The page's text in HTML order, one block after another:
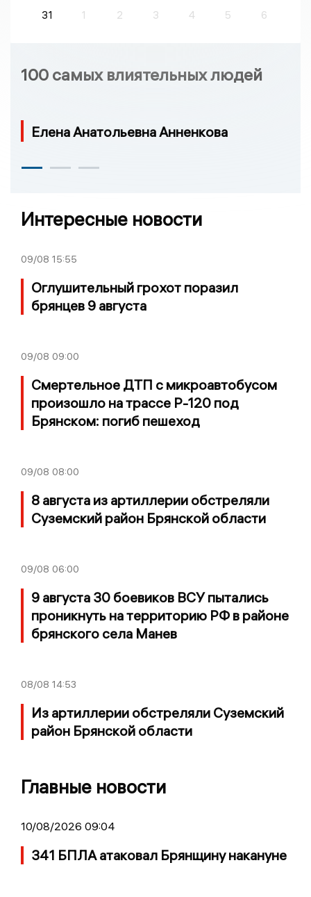
31
1 2 3 4 5 6
100 самых влиятельных людей
Елена Анатольевна Анненкова
Интересные новости
09/08 15:55
Оглушительный грохот поразил
брянцев 9 августа
09/08 09:00
Смертельное ДТП с микроавтобусом
произошло на трассе Р-120 под
Брянском: погиб пешеход
09/08 08:00
8 августа из артиллерии обстреляли
Суземский район Брянской области
09/08 06:00
9 августа 30 боевиков ВСУ пытались
проникнуть на территорию РФ в районе
брянского села Манев
08/08 14:53
Из артиллерии обстреляли Суземский
район Брянской области
Главные новости
10/08/2026 09:04
341 БПЛА атаковал Брянщину накануне